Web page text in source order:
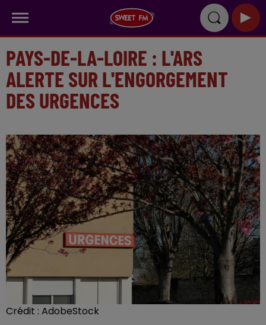
PAYS-DE-LA-LOIRE : L'ARS
ALERTE SUR L'ENGORGEMENT
DES URGENCES
Crédit : AdobeStock